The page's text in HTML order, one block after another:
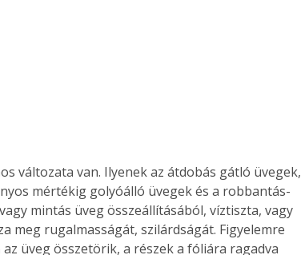
a
az
változata van. Ilyenek az átdobás gátló üvegek,
mértékig golyóálló üvegek és a robbantás-
mintás üveg összeállításából, víztiszta, vagy
meg rugalmasságát, szilárdságát. Figyelemre
üveg összetörik, a részek a fóliára ragadva